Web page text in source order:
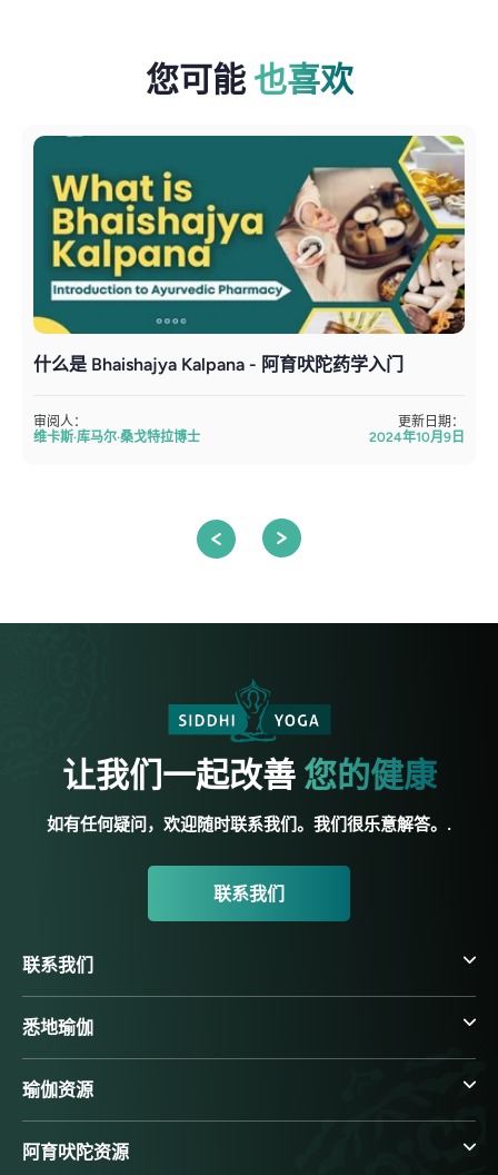
您可能 也喜欢
什么是 Bhaishajya Kalpana - 阿育吠陀药学入门
审阅人：
维卡斯·库马尔·桑戈特拉博士
更新日期：
2024年10月9日
让我们一起改善 您的健康
如有任何疑问，欢迎随时联系我们。我们很乐意解答。.
联系我们
联系我们
悉地瑜伽
瑜伽资源
阿育吠陀资源